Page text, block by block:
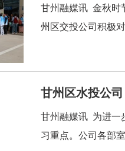
甘州融媒讯 金秋时
州区交投公司积极
甘州区水投公
甘州融媒讯 为进一
习重点。公司各部